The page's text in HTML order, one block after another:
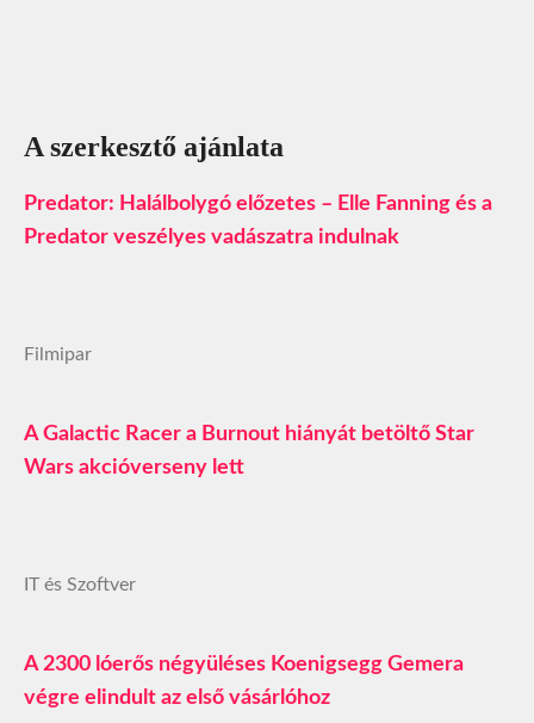
A szerkesztő ajánlata
Predator: Halálbolygó előzetes – Elle Fanning és a
Predator veszélyes vadászatra indulnak
Filmipar
A Galactic Racer a Burnout hiányát betöltő Star
Wars akcióverseny lett
IT és Szoftver
A 2300 lóerős négyüléses Koenigsegg Gemera
végre elindult az első vásárlóhoz